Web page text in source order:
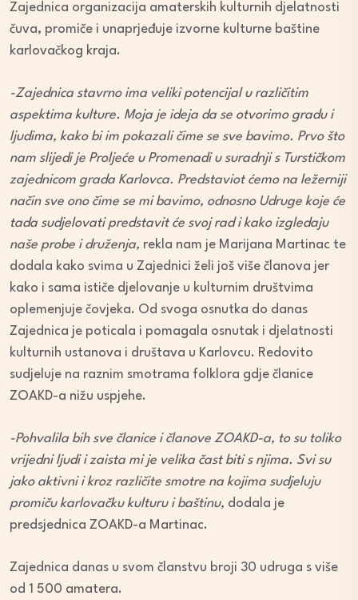
Zajednica organizacija amaterskih kulturnih djelatnosti
čuva, promiče i unaprjeđuje izvorne kulturne baštine
karlovačkog kraja.
-Zajednica stavrno ima veliki potencijal u različitim
aspektima kulture. Moja je ideja da se otvorimo gradu i
ljudima, kako bi im pokazali čime se sve bavimo. Prvo što
nam slijedi je Proljeće u Promenadi u suradnji s Turstičkom
zajednicom grada Karlovca. Predstaviot ćemo na ležerniji
način sve ono čime se mi bavimo, odnosno Udruge koje će
tada sudjelovati predstavit će svoj rad i kako izgledaju
naše probe i druženja, rekla nam je Marijana Martinac te
dodala kako svima u Zajednici želi još više članova jer
kako i sama ističe djelovanje u kulturnim društvima
oplemenjuje čovjeka. Od svoga osnutka do danas
Zajednica je poticala i pomagala osnutak i djelatnosti
kulturnih ustanova i društava u Karlovcu. Redovito
sudjeluje na raznim smotrama folklora gdje članice
ZOAKD-a nižu uspjehe.
-Pohvalila bih sve članice i članove ZOAKD-a, to su toliko
vrijedni ljudi i zaista mi je velika čast biti s njima. Svi su
jako aktivni i kroz različite smotre na kojima sudjeluju
promiču karlovačku kulturu i baštinu, dodala je
predsjednica ZOAKD-a Martinac.
Zajednica danas u svom članstvu broji 30 udruga s više
od 1 500 amatera.